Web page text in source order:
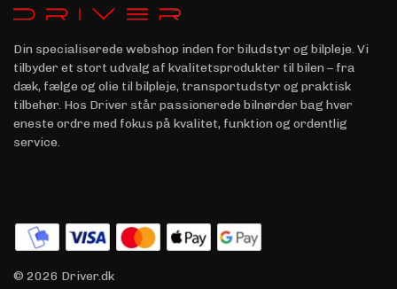
Din specialiserede webshop inden for biludstyr og bilpleje. Vi
tilbyder et stort udvalg af kvalitetsprodukter til bilen – fra
dæk, fælge og olie til bilpleje, transportudstyr og praktisk
tilbehør. Hos Driver står passionerede bilnørder bag hver
eneste ordre med fokus på kvalitet, funktion og ordentlig
service.
© 2026 Driver.dk